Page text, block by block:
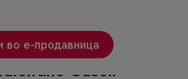
во е-продавница
Guseli